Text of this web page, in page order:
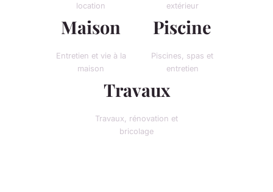
location
extérieur
Maison
Entretien et vie à la
maison
Piscine
Piscines, spas et
entretien
Travaux
Travaux, rénovation et
bricolage